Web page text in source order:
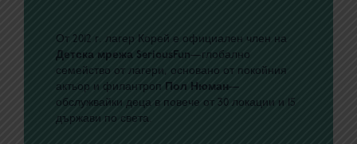
От 2012 г. лагер Корей е официален член на
Детска мрежа SeriousFun—глобално
семейство от лагери, основано от покойния
актьор и филантроп
Пол Нюман—
обслужвайки деца в повече от 30 локации и 15
държави по света.